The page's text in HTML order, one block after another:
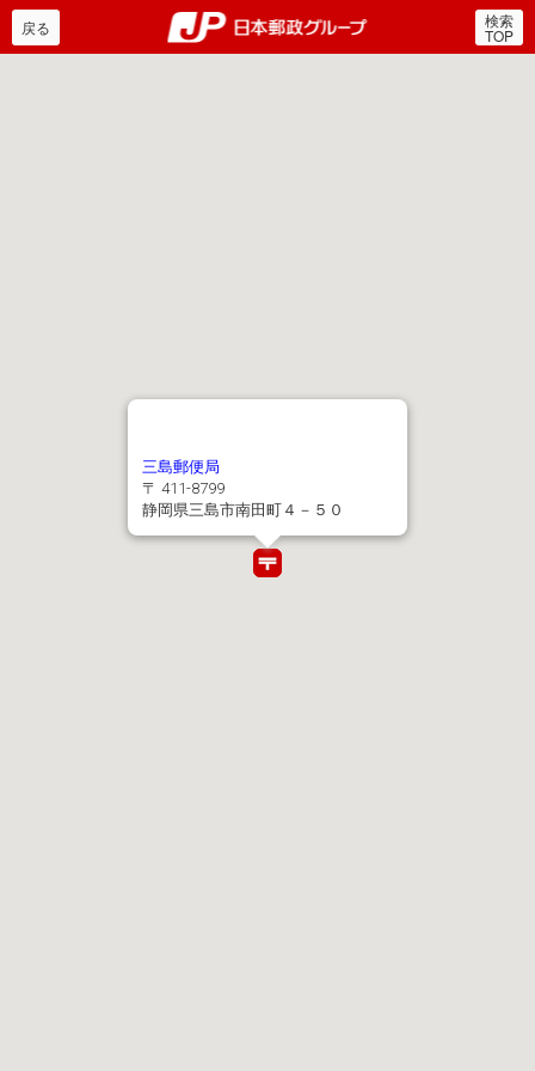
郵便局・日本郵政グルー
戻る 検索
TOP
三島郵便局
〒 411-8799
静岡県三島市南田町４－５０